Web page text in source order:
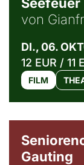
von
DI., 06.
12 EUR / 11
FILM
Gauting